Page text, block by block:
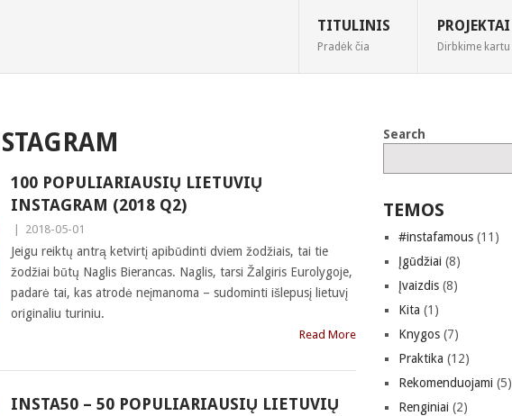
TITULINIS
Pradėk čia
PROJEKTAI
Dirbkime kartu
100 POPULIARIAUSIŲ LIETUVIŲ
INSTAGRAM (2018 Q2)
2018-05-01
Jeigu reiktų antrą ketvirtį apibūdinti dviem žodžiais, tai tie
žodžiai būtų Naglis Bierancas. Naglis, tarsi Žalgiris Eurolygoje,
padarė tai, kas atrodė neįmanoma – sudominti išlepusį lietuvį
originaliu turiniu.
Read More
INSTA50 – 50 POPULIARIAUSIŲ LIETUVIŲ
Search
TEMOS
#instafamous (11)
Įgūdžiai (8)
Įvaizdis (8)
Kita (1)
Knygos (7)
Praktika (12)
Rekomenduojami (5)
Renginiai (2)